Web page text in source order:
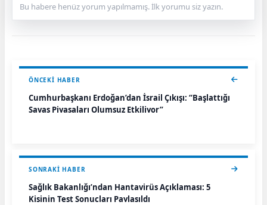
Bu habere henüz yorum yapılmamış. İlk yorumu siz yazın.
ÖNCEKI HABER
Cumhurbaşkanı Erdoğan’dan İsrail Çıkışı: “Başlattığı
Savaş Piyasaları Olumsuz Etkiliyor”
SONRAKI HABER
Sağlık Bakanlığı’ndan Hantavirüs Açıklaması: 5
Kişinin Test Sonuçları Paylaşıldı